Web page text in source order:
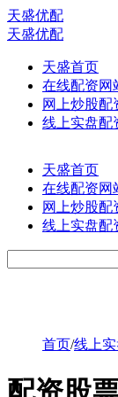
天盛优配
天盛优配
天盛首页
在线配资网
网上炒股配
线上实盘配
天盛首页
在线配资网
网上炒股配
线上实盘配
首页/线上